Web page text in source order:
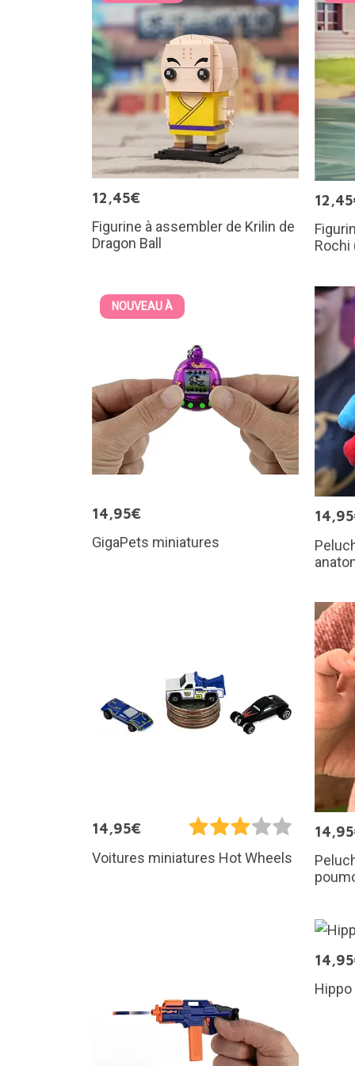
12,45€
Figurine à assembler de Krilin de
Dragon Ball
Rochi
NOUVEAU À
14,95€
GigaPets miniatures
14,95€
Voitures miniatures Hot Wheels